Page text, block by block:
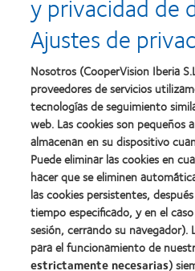
a
mejor
(2011)
Learn
about
2012:
Premio
Manufacturing
Leadership
100
(ML
100)
(2012)
Learn
more
about
Premio
de
la
Industria
de
la
BCLA
Ajustes de
Nosotros (CooperVision Iberia
proveedores de servicios
tecnologías de seguimiento
web. Las cookies son pequeños
almacenan en su dispositivo
Puede eliminar las cookies en
hacer que se eliminen
las cookies persistentes,
tiempo especificado, y en el
sesión, cerrando su navegador).
para el funcionamiento de
estrictamente necesarias)